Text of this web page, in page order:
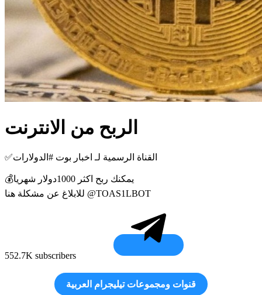
الربح من الانترنت
✅القناة الرسمية لـ اخبار بوت #الدولارات
💰يمكنك ربح اكثر 1000دولار شهريا
للابلاغ عن مشكلة هنا @TOAS1LBOT
552.7K subscribers
قنوات ومجموعات تيليجرام العربية